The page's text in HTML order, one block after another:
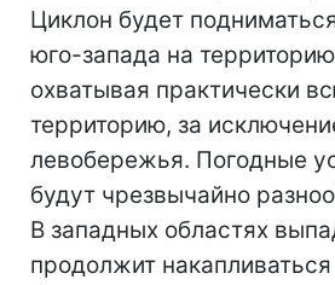
Циклон будет
юго-запада на
охватывая практически
территорию, за
левобережья. Погодные
будут чрезвычайно
В западных областях
продолжит накапливаться